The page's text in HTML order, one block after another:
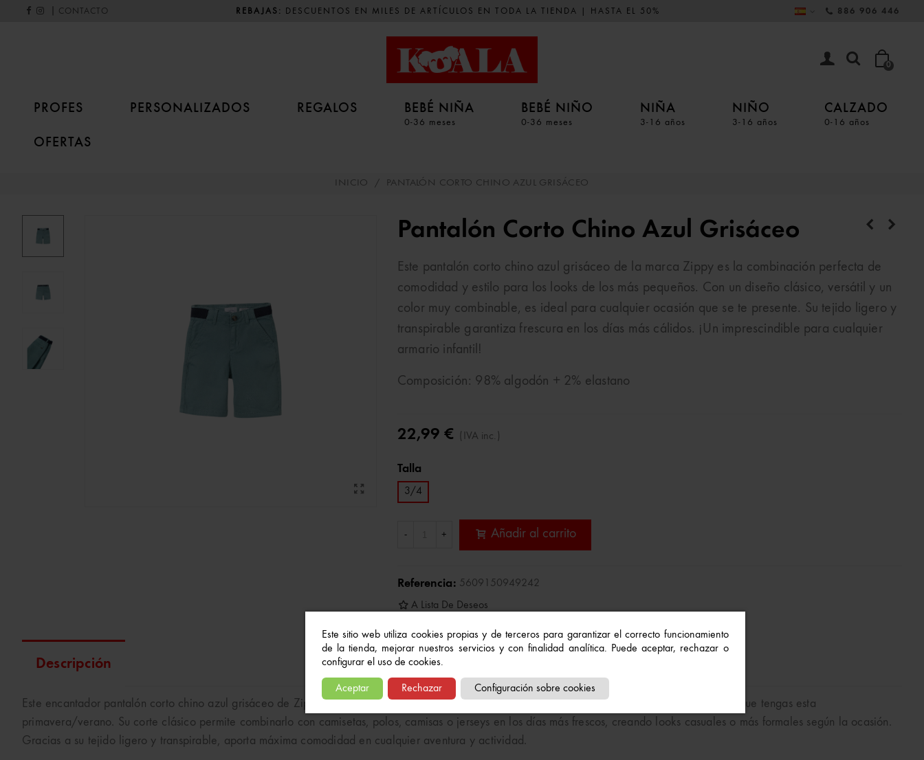
Este sitio web utiliza cookies propias y de terceros para garantizar el correcto funcionamiento
de la tienda, mejorar nuestros servicios y con finalidad analítica. Puede aceptar, rechazar o
configurar el uso de cookies.
Aceptar Rechazar Configuración sobre cookies
CONTACTO REBAJAS: DESCUENTOS EN MILES DE ARTÍCULOS EN TODA LA TIENDA | HASTA EL 50% 886 906 446
0
PROFES PERSONALIZADOS REGALOS BEBÉ NIÑA
0-36 meses
BEBÉ NIÑO
0-36 meses
NIÑA
3-16 años
NIÑO
3-16 años
CALZADO
0-16 años
OFERTAS
INICIO / PANTALÓN CORTO CHINO AZUL GRISÁCEO
Pantalón Corto Chino Azul Grisáceo
Este pantalón corto chino azul grisáceo de la marca Zippy es la combinación perfecta de
comodidad y estilo para los looks de los más pequeños. Con un diseño clásico, versátil y un
color muy combinable, es ideal para cualquier ocasión que se te presente. Su tejido ligero y
transpirable garantiza frescura en los días más cálidos. ¡Un imprescindible para cualquier
armario infantil!
Composición: 98% algodón + 2% elastano
22,99 € (IVA inc.)
Talla
3/4
- + Añadir al carrito
Referencia: 5609150949242
A Lista De Deseos
Descripción
Este encantador pantalón corto chino azul grisáceo de Zippy es una opción elegante y práctica para el día a día de los niños o para los eventos que tengas esta
primavera/verano. Su corte clásico permite combinarlo con camisetas, polos, camisas o jerseys en los días más frescos, creando looks casuales o más formales según la ocasión.
Gracias a su tejido ligero y transpirable, aporta máxima comodidad en cualquier aventura y actividad.